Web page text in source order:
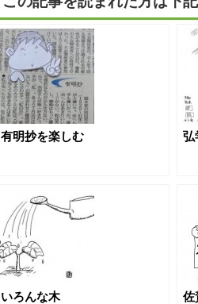
有明抄を楽しむ 弘
いろんな木
佐